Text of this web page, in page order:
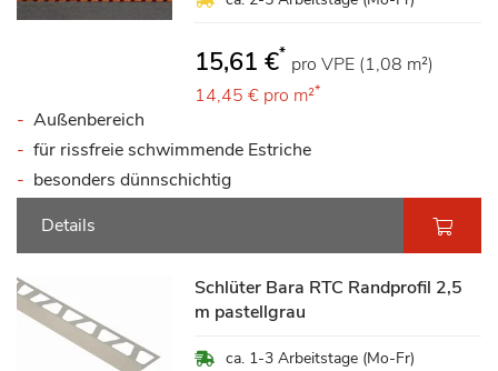
15,61 €* pro VPE (1,08 m²)
14,45 € pro m²*
Außenbereich
für rissfreie schwimmende Estriche
besonders dünnschichtig
Details
Schlüter Bara RTC Randprofil 2,5
m pastellgrau
ca. 1-3 Arbeitstage (Mo-Fr)